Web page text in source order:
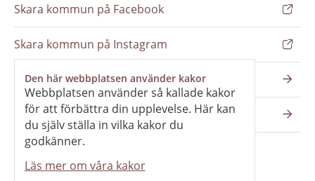
Den här webbplatsen använder kakor
Webbplatsen använder så kallade kakor
för att förbättra din upplevelse. Här kan
du själv ställa in vilka kakor du
godkänner.
Läs mer om våra kakor
Skara kommun på Facebook
Skara kommun på Instagram
Nyhetsbrev
Pressrum
Våra webbplatser